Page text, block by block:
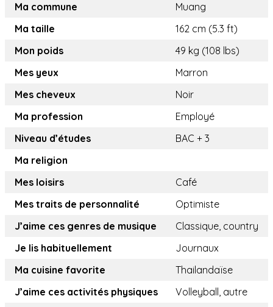
Ma commune
Muang
Ma taille
162 cm (5.3 ft)
Mon poids
49 kg (108 lbs)
Mes yeux
Marron
Mes cheveux
Noir
Ma profession
Employé
Niveau d’études
BAC + 3
Ma religion
Mes loisirs
Café
Mes traits de personnalité
Optimiste
J’aime ces genres de musique
Classique, country
Je lis habituellement
Journaux
Ma cuisine favorite
Thailandaïse
J’aime ces activités physiques
Volleyball, autre